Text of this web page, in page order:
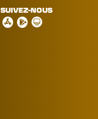
SUIVEZ-NOUS